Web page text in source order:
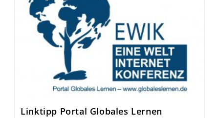
Linktipp Portal Globales Lernen